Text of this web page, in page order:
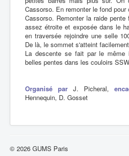
Cassorso. En remonter le fond
Cassorso. Remonter la raide pente
assez étroite et exposée dans le
en traversée rejoindre une selle
De là, le sommet s'atteint
La descente se fait par le même
belles pentes dans les couloirs
Organisé par J. Picheral,
Hennequin, D. Gosset
© 2026 GUMS Paris